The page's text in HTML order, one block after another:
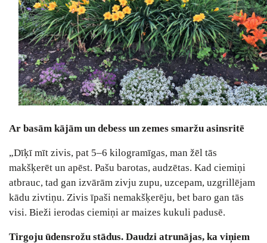
Ar basām kājām un debess un zemes smaržu asinsritē
„Dīķī mīt zivis, pat 5‒6 kilogramīgas, man žēl tās
makšķerēt un apēst. Pašu barotas, audzētas. Kad ciemiņi
atbrauc, tad gan izvārām zivju zupu, uzcepam, uzgrillējam
kādu zivtiņu. Zivis īpaši nemakšķerēju, bet baro gan tās
visi. Bieži ierodas ciemiņi ar maizes kukuli padusē.
Tirgoju ūdensrožu stādus. Daudzi atrunājas, ka viņiem